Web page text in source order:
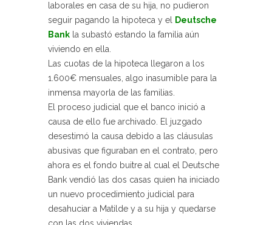
laborales en casa de su hija, no pudieron
seguir pagando la hipoteca y el Deutsche
Bank la subastó estando la familia aún
viviendo en ella.
Las cuotas de la hipoteca llegaron a los
1.600€ mensuales, algo inasumible para la
inmensa mayorla de las familias.
El proceso judicial que el banco inició a
causa de ello fue archivado. El juzgado
desestimó la causa debido a las cláusulas
abusivas que figuraban en el contrato, pero
ahora es el fondo buitre al cual el Deutsche
Bank vendió las dos casas quien ha iniciado
un nuevo procedimiento judicial para
desahuciar a Matilde y a su hija y quedarse